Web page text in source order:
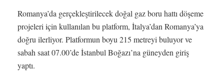
Romanya’da gerçekleştirilecek doğal gaz boru hattı döşeme
projeleri için kullanılan bu platform, İtalya’dan Romanya’ya
doğru ilerliyor. Platformun boyu 215 metreyi buluyor ve
sabah saat 07.00’de İstanbul Boğazı’na güneyden giriş
yaptı.